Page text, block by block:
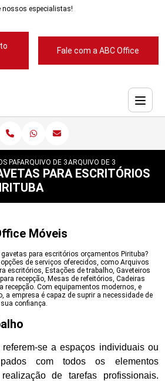
nossos especialistas!
Fale com a ABC Office
PARA ESCRITORIOS
ARQUIVO DE 3 GAVETAS PARA
ARQUIVO DE 3 GAVETAS
PARA ESCRITÓRIOS
Móveis
para escritórios orçamentos Pirituba?
de serviços oferecidos, como Arquivos
escritórios, Estações de trabalho, Gaveteiros
recepção, Mesas de refeitórios, Cadeiras
recepção. Com equipamentos modernos, e
a empresa é capaz de suprir a necessidade de
confiança.
se a espaços individuais ou
com todos os elementos
de tarefas profissionais.